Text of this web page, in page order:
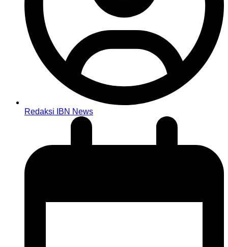
Redaksi IBN News